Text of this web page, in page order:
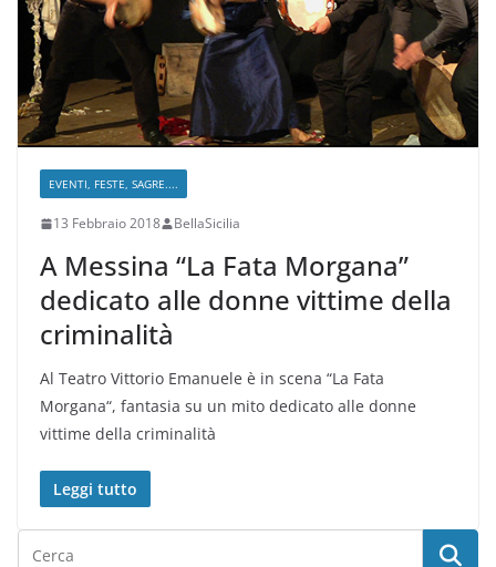
EVENTI, FESTE, SAGRE....
13 Febbraio 2018 BellaSicilia
A Messina “La Fata Morgana”
dedicato alle donne vittime della
criminalità
Al Teatro Vittorio Emanuele è in scena “La Fata
Morgana“, fantasia su un mito dedicato alle donne
vittime della criminalità
Leggi tutto